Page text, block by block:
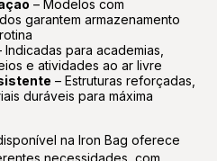
– Modelos com
garantem armazenamento
Indicadas para academias,
e atividades ao ar livre
– Estruturas reforçadas,
duráveis para máxima
naIron Bag oferece